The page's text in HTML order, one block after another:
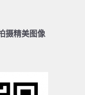
摄精美图像